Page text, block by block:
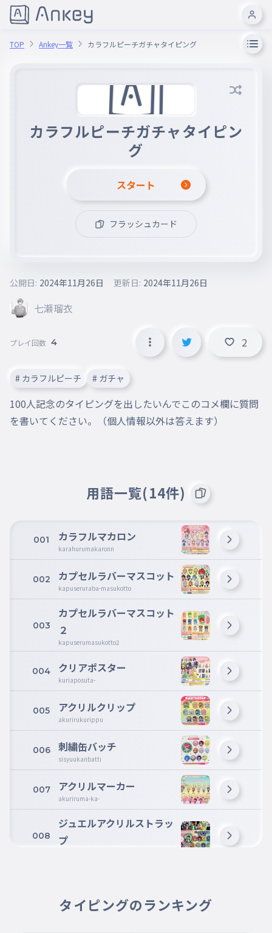
TOP Ankey一覧 カラフルピーチガチャタイピング
カラフルピーチガチャタイピン
グ
スタート
フラッシュカード
七瀬瑠衣
公開日: 2024年11月26日 更新日: 2024年11月26日
プレイ回数 4 2
# カラフルピーチ # ガチャ
100人記念のタイピングを出したいんでこのコメ欄に質問
用語一覧(14件)
001 カラフルマカロン
karahurumakaronn
002 カプセルラバーマスコット
kapuseruraba-masukotto
003
カプセルラバーマスコット
２
kapuserumasukotto2
004 クリアポスター
kuriaposuta-
005 アクリルクリップ
akurirukurippu
006 刺繍缶バッチ
sisyuukanbatti
007 アクリルマーカー
akuriruma-ka-
008
ジュエルアクリルストラッ
プ
タイピングのランキング